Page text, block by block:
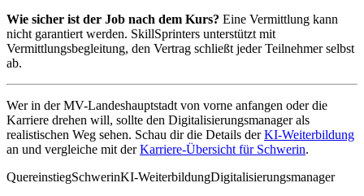
Wie sicher ist der Job nach dem Kurs? Eine Vermittlung kann
nicht garantiert werden. SkillSprinters unterstützt mit
Vermittlungsbegleitung, den Vertrag schließt jeder Teilnehmer selbst
ab.
Wer in der MV-Landeshauptstadt von vorne anfangen oder die
Karriere drehen will, sollte den Digitalisierungsmanager als
realistischen Weg sehen. Schau dir die Details derKI-Weiterbildung
an und vergleiche mit derKarriere-Übersicht für Schwerin.
QuereinstiegSchwerinKI-WeiterbildungDigitalisierungsmanager